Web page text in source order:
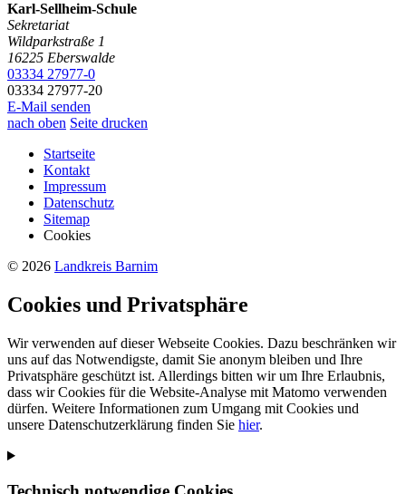
Karl-Sellheim-Schule
Sekretariat
Wildparkstraße 1
16225 Eberswalde
03334 27977-0
03334 27977-20
E-Mail senden
nach oben Seite drucken
Startseite
Kontakt
Impressum
Datenschutz
Sitemap
Cookies
© 2026 Landkreis Barnim
Cookies und Privatsphäre
Wir verwenden auf dieser Webseite Cookies. Dazu beschränken wir
uns auf das Notwendigste, damit Sie anonym bleiben und Ihre
Privatsphäre geschützt ist. Allerdings bitten wir um Ihre Erlaubnis,
dass wir Cookies für die Website-Analyse mit Matomo verwenden
dürfen. Weitere Informationen zum Umgang mit Cookies und
unsere Datenschutzerklärung finden Sie hier.